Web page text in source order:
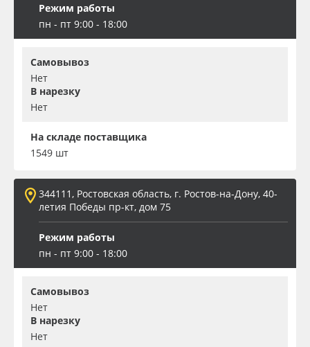
Режим работы
пн - пт 9:00 - 18:00
Самовывоз
Нет
В нарезку
Нет
На складе поставщика
1549 шт
344111, Ростовская область, г. Ростов-на-Дону, 40-
летия Победы пр-кт, дом 75
Режим работы
пн - пт 9:00 - 18:00
Самовывоз
Нет
В нарезку
Нет